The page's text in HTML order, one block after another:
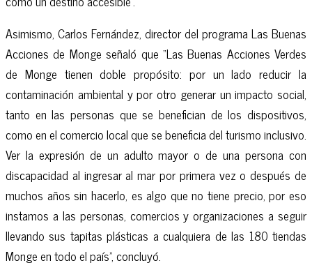
Asimismo, Carlos Fernández, director del programa Las Buenas
Acciones de Monge señaló que “Las Buenas Acciones Verdes
de Monge tienen doble propósito: por un lado reducir la
contaminación ambiental y por otro generar un impacto social,
tanto en las personas que se benefician de los dispositivos,
como en el comercio local que se beneficia del turismo inclusivo.
Ver la expresión de un adulto mayor o de una persona con
discapacidad al ingresar al mar por primera vez o después de
muchos años sin hacerlo, es algo que no tiene precio, por eso
instamos a las personas, comercios y organizaciones a seguir
llevando sus tapitas plásticas a cualquiera de las 180 tiendas
Monge en todo el país”, concluyó.